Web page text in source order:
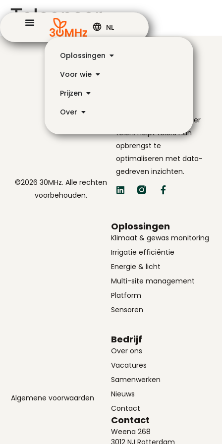
Oplossingen
Voor wie
Prijzen
Over
NL
Telsensor
slimmer en eenvoudiger
telen. Helpt telers hun
opbrengst te
optimaliseren met data-
gedreven inzichten.
Oplossingen
Klimaat & gewas monitoring
Irrigatie efficiëntie
Energie & licht
Multi-site management
Platform
Sensoren
Bedrijf
Over ons
Vacatures
Samenwerken
Nieuws
Contact
Contact
Weena 268
3012 NJ Rotterdam
©2026 30MHz. Alle rechten
voorbehouden.
Algemene voorwaarden